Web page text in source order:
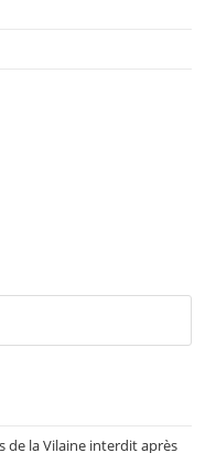
de la Vilaine interdit après